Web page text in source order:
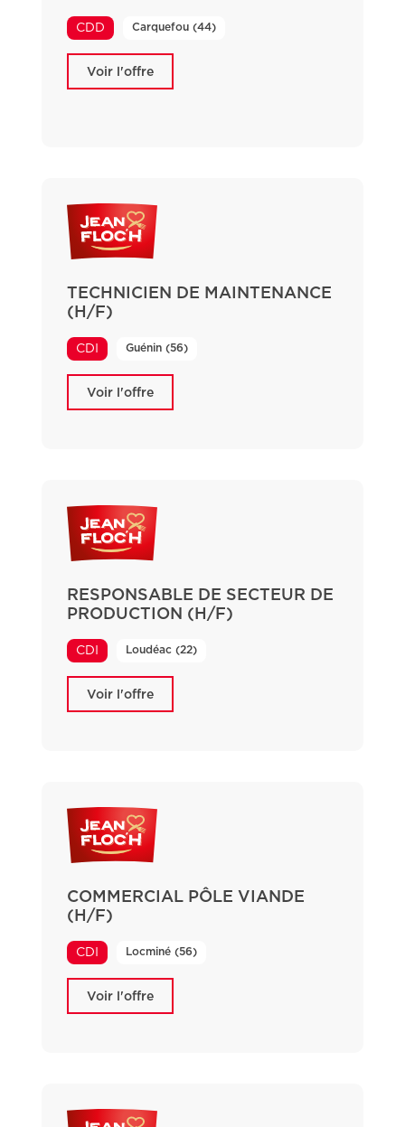
CDD Carquefou (44)
Voir l'offre
TECHNICIEN DE MAINTENANCE
(H/F)
CDI Guénin (56)
Voir l'offre
RESPONSABLE DE SECTEUR DE
PRODUCTION (H/F)
CDI Loudéac (22)
Voir l'offre
COMMERCIAL PÔLE VIANDE
(H/F)
CDI Locminé (56)
Voir l'offre